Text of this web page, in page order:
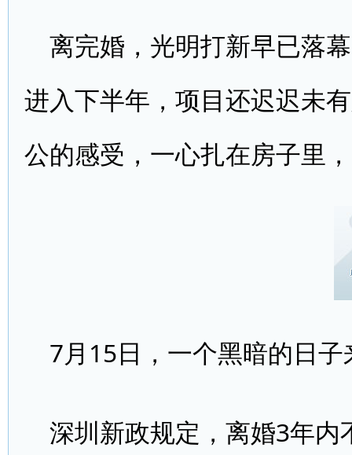
离完婚，光明打新早已落
进入下半年，项目还迟迟未
公的感受，一心扎在房子里
7月15日，一个黑暗的日子
深圳新政规定，离婚3年